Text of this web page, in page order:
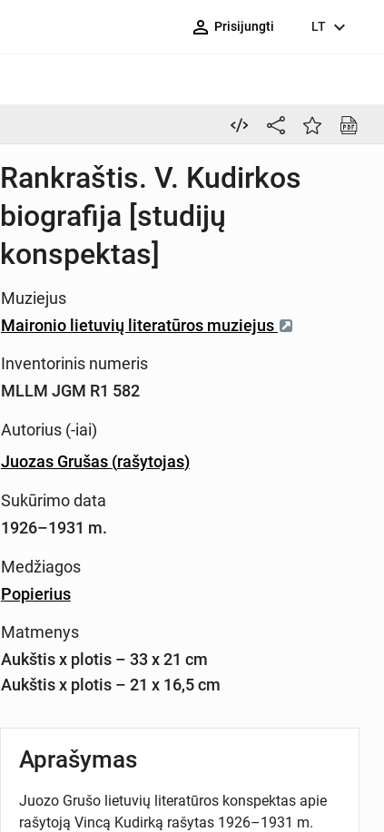
person_outline Prisijungti LT expand_more
Rankraštis. V. Kudirkos
biografija [studijų
konspektas]
Muziejus
Maironio lietuvių literatūros muziejus
Inventorinis numeris
MLLM JGM R1 582
Autorius (-iai)
Juozas Grušas (rašytojas)
Sukūrimo data
1926–1931 m.
Medžiagos
Popierius
Matmenys
Aukštis x plotis – 33 x 21 cm
Aukštis x plotis – 21 x 16,5 cm
Aprašymas
Juozo Grušo lietuvių literatūros konspektas apie
rašytoją Vincą Kudirką rašytas 1926–1931 m.